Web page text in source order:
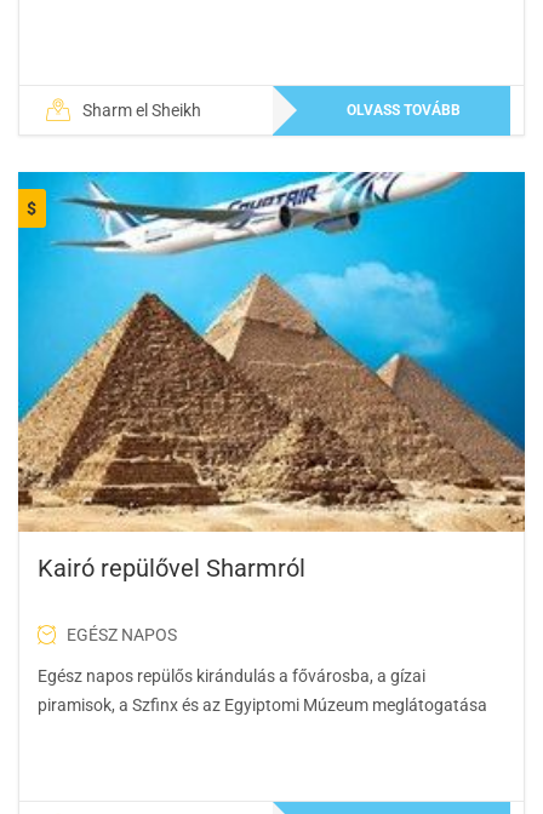
Sharm el Sheikh OLVASS TOVÁBB
$
Kairó repülővel Sharmról
EGÉSZ NAPOS
Egész napos repülős kirándulás a fővárosba, a gízai
piramisok, a Szfinx és az Egyiptomi Múzeum meglátogatása